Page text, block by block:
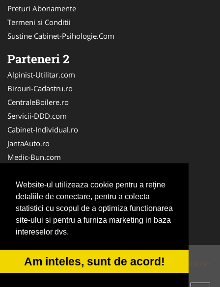
Website-ul utilizeaza cookie pentru a reţine
detaliile de conectare, pentru a colecta
statistici cu scopul de a optimiza functionarea
site-ului si pentru a furniza marketing in baza
intereselor dvs.
Am inteles, sunt de acord!
Preturi Abonamente
Termeni si Conditii
Sustine Cabinet-Psihologie.Com
Parteneri 2
Alpinist-Utilitar.com
Birouri-Cadastru.ro
CentraleBoilere.ro
Servicii-DDD.com
Cabinet-Individual.ro
JantaAuto.ro
Medic-Bun.com
Apicultorul.com
CentruInchirieri.ro
Oftalmologul.ro
Stomatologul.com
© 2014-2026 Powered byVilonMedia&Tokaido Consult/a>
-ANPC SOL